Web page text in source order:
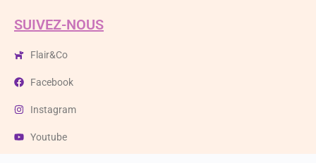
SUIVEZ-NOUS
Flair&Co
Facebook
Instagram
Youtube